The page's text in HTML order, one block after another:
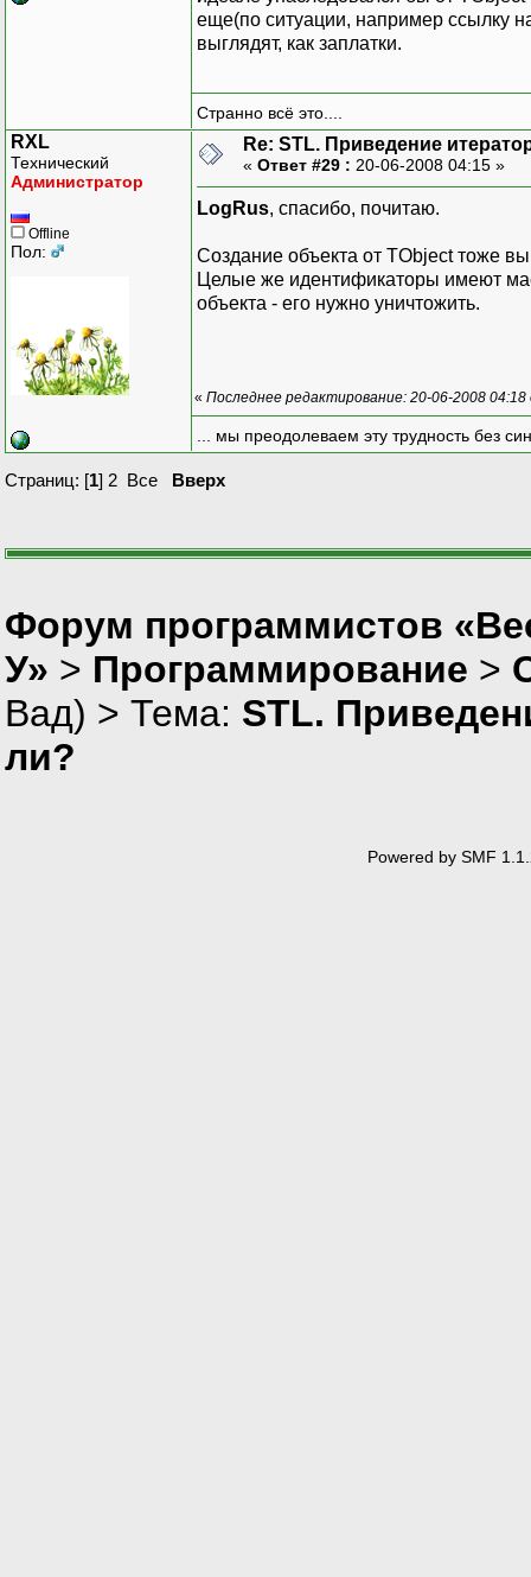
еще(по ситуации, например ссылку
выглядят, как заплатки.
Странно всё это....
RXL
Технический
Администратор
Offline
Пол:
Re: STL. Приведение
« Ответ #29 : 20-06-2008 04:15 »
LogRus, спасибо, почитаю.
Создание объекта от TObject тоже
Целые же идентификаторы имеют
объекта - его нужно уничтожить.
« Последнее редактирование: 20-06-2008
... мы преодолеваем эту трудность без
Страниц: [1] 2 Все Вверх
Форум программистов
У» > Программирование >
Вад) > Тема: STL.
ли?
Powered by SMF